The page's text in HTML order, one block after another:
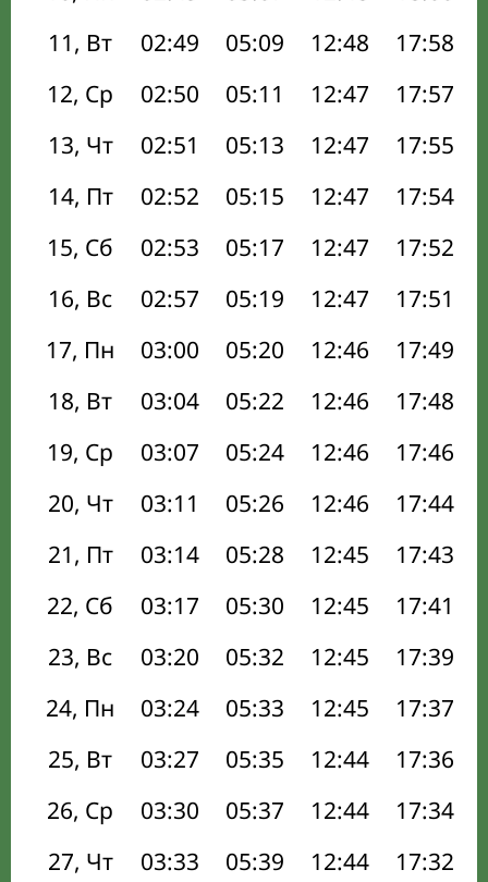
11, Вт
02:49 05:09 12:48 17:58
12, Ср
02:50 05:11 12:47 17:57
13, Чт
02:51 05:13 12:47 17:55
14, Пт
02:52 05:15 12:47 17:54
15, Сб
02:53 05:17 12:47 17:52
16, Вс
02:57 05:19 12:47 17:51
17, Пн
03:00 05:20 12:46 17:49
18, Вт
03:04 05:22 12:46 17:48
19, Ср
03:07 05:24 12:46 17:46
20, Чт
03:11 05:26 12:46 17:44
21, Пт
03:14 05:28 12:45 17:43
22, Сб
03:17 05:30 12:45 17:41
23, Вс
03:20 05:32 12:45 17:39
24, Пн
03:24 05:33 12:45 17:37
25, Вт
03:27 05:35 12:44 17:36
26, Ср
03:30 05:37 12:44 17:34
27, Чт
03:33 05:39 12:44 17:32